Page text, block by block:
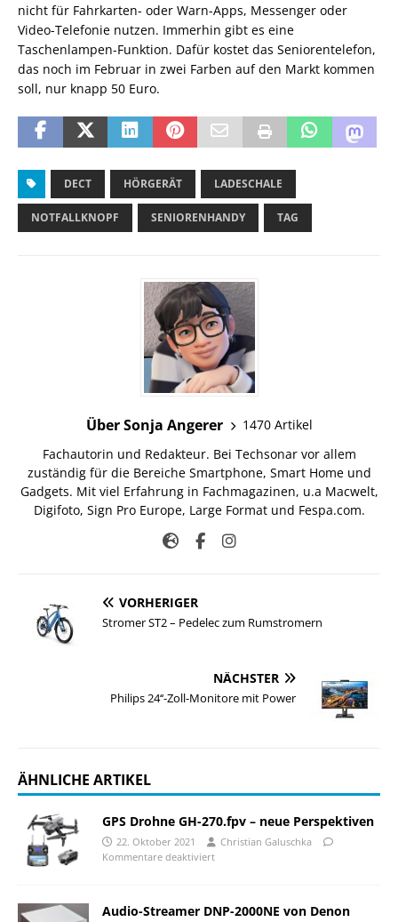
nicht für Fahrkarten- oder Warn-Apps, Messenger oder
Video-Telefonie nutzen. Immerhin gibt es eine
Taschenlampen-Funktion. Dafür kostet das Seniorentelefon,
das noch im Februar in zwei Farben auf den Markt kommen
soll, nur knapp 50 Euro.
DECT HÖRGERÄT LADESCHALE
NOTFALLKNOPF SENIORENHANDY TAG
Über Sonja Angerer
1470 Artikel
Fachautorin und Redakteur. Bei Techsonar vor allem
zuständig für die Bereiche Smartphone, Smart Home und
Gadgets. Mit viel Erfahrung in Fachmagazinen, u.a Macwelt,
Digifoto, Sign Pro Europe, Large Format und Fespa.com.
VORHERIGER
Stromer ST2 – Pedelec zum Rumstromern
NÄCHSTER
Philips 24‘‘-Zoll-Monitore mit Power
ÄHNLICHE ARTIKEL
GPS Drohne GH-270.fpv – neue Perspektiven
22. Oktober 2021
Christian Galuschka
Kommentare deaktiviert
Audio-Streamer DNP-2000NE von Denon